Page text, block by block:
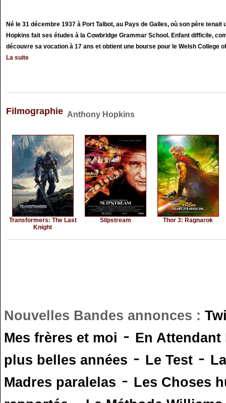
Né le 31 décembre 1937 à Port Talbot, au Pays de Galles, où son père tenait
Hopkins fait ses études à la Cowbridge Grammar School. Enfant difficile,
découvre sa vocation à 17 ans et obtient une bourse pour le Welsh College
La suite
Filmographie Anthony Hopkins
Transformers: The Last
Knight
Slipstream Thor 3: Ragnarok
Nouvelles Bandes annonces :
Mes frères et moi - En
plus belles années - Le Test -
Madres paralelas - Les Choses